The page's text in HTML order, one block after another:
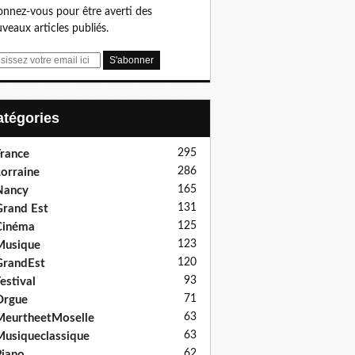
vous pour être averti des
articles publiés.
295
286
165
Est 131
125
123
120
93
71
63
63